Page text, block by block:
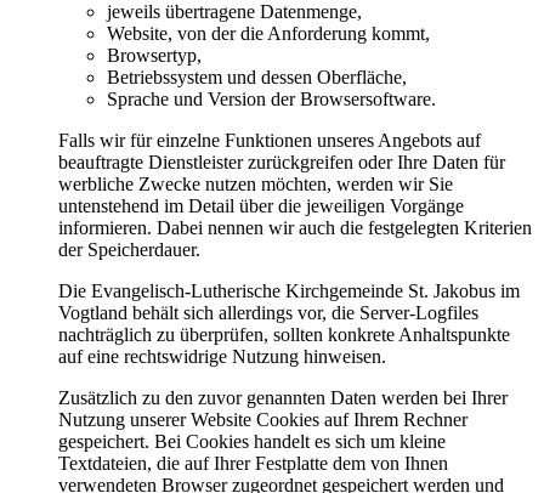
jeweils übertragene Datenmenge,
Website, von der die Anforderung kommt,
Browsertyp,
Betriebssystem und dessen Oberfläche,
Sprache und Version der Browsersoftware.
Falls wir für einzelne Funktionen unseres Angebots auf
beauftragte Dienstleister zurückgreifen oder Ihre Daten für
werbliche Zwecke nutzen möchten, werden wir Sie
untenstehend im Detail über die jeweiligen Vorgänge
informieren. Dabei nennen wir auch die festgelegten Kriterien
der Speicherdauer.
Die Evangelisch-Lutherische Kirchgemeinde St. Jakobus im
Vogtland behält sich allerdings vor, die Server-Logfiles
nachträglich zu überprüfen, sollten konkrete Anhaltspunkte
auf eine rechtswidrige Nutzung hinweisen.
Zusätzlich zu den zuvor genannten Daten werden bei Ihrer
Nutzung unserer Website Cookies auf Ihrem Rechner
gespeichert. Bei Cookies handelt es sich um kleine
Textdateien, die auf Ihrer Festplatte dem von Ihnen
verwendeten Browser zugeordnet gespeichert werden und